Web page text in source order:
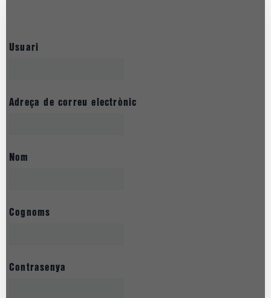
Usuari
Adreça de correu electrònic
Nom
Cognoms
Contrasenya